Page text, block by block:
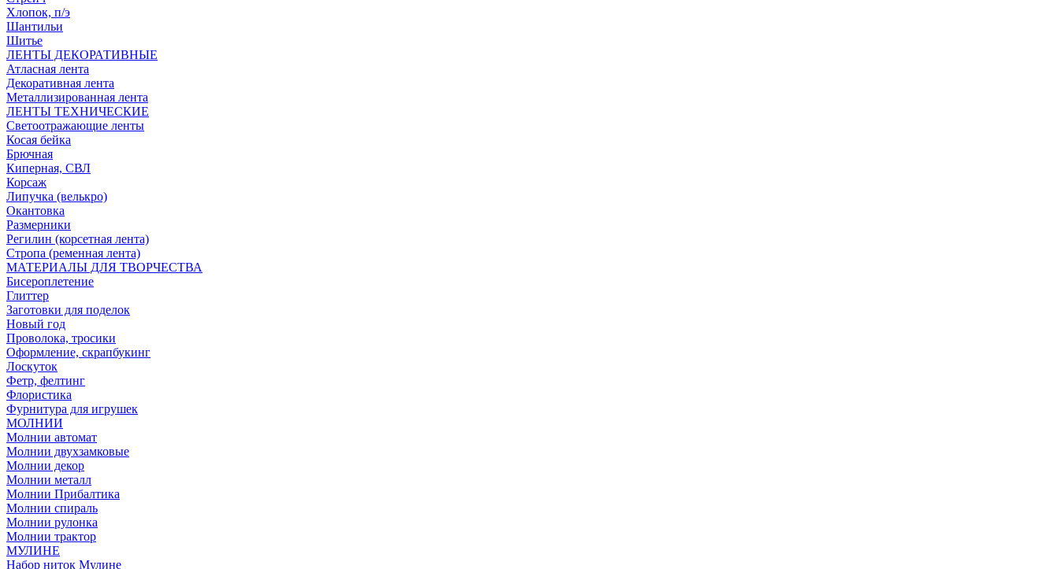
Хлопок, п/э
Шантильи
Шитье
ЛЕНТЫ ДЕКОРАТИВНЫЕ
Атласная лента
Декоративная лента
Металлизированная лента
ЛЕНТЫ ТЕХНИЧЕСКИЕ
Светоотражающие ленты
Косая бейка
Брючная
Киперная, СВЛ
Корсаж
Липучка (велькро)
Окантовка
Размерники
Регилин (корсетная лента)
Стропа (ременная лента)
МАТЕРИАЛЫ ДЛЯ ТВОРЧЕСТВА
Бисероплетение
Глиттер
Заготовки для поделок
Новый год
Проволока, тросики
Оформление, скрапбукинг
Лоскуток
Фетр, фелтинг
Флористика
Фурнитура для игрушек
МОЛНИИ
Молнии автомат
Молнии двухзамковые
Молнии декор
Молнии металл
Молнии Прибалтика
Молнии спираль
Молнии рулонка
Молнии трактор
МУЛИНЕ
Набор ниток Мулине